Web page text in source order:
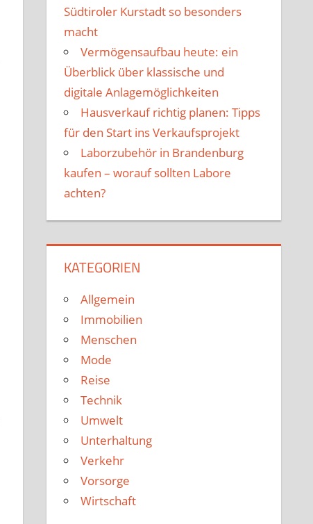
Südtiroler Kurstadt so besonders
macht
Vermögensaufbau heute: ein
Überblick über klassische und
digitale Anlagemöglichkeiten
Hausverkauf richtig planen: Tipps
für den Start ins Verkaufsprojekt
Laborzubehör in Brandenburg
kaufen – worauf sollten Labore
achten?
KATEGORIEN
Allgemein
Immobilien
Menschen
Mode
Reise
Technik
Umwelt
Unterhaltung
Verkehr
Vorsorge
Wirtschaft